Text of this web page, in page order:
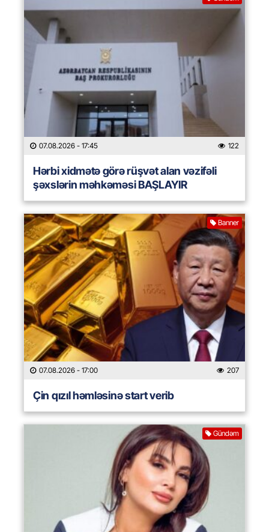
07.08.2026 - 17:45 122
Hərbi xidmətə görə rüşvət alan vəzifəli
şəxslərin məhkəməsi BAŞLAYIR
Banner
07.08.2026 - 17:00 207
Çin qızıl həmləsinə start verib
Gündəm